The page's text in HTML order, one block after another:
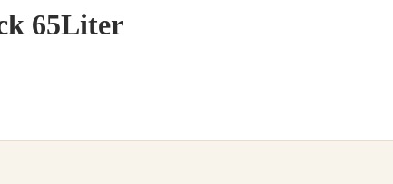
65Liter